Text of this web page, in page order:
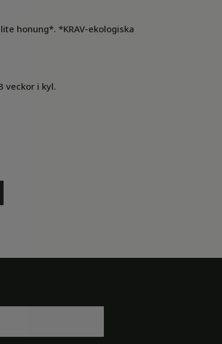
honung*. *KRAV-ekologiska
veckor i kyl.